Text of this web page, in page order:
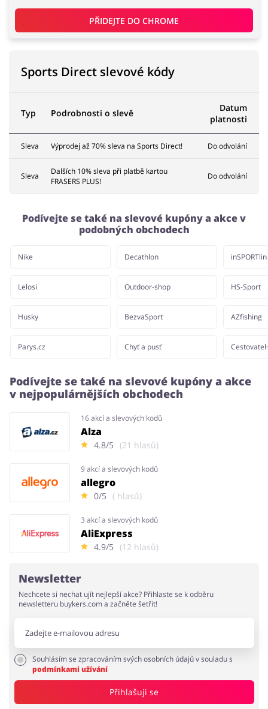
PŘIDEJTE DO CHROME
Sports Direct slevové kódy
Typ Podrobnosti o slevě
Datum
platnosti
Sleva Výprodej až 70% sleva na Sports Direct! Do odvolání
Sleva
Dalších 10% sleva při platbě kartou
FRASERS PLUS!
Do odvolání
Podívejte se také na slevové kupóny a akce v
podobných obchodech
Nike
Lelosi
Husky
Parys.cz
Decathlon
Outdoor-shop
BezvaSport
Chyť a pusť
HS-Sport
AZfishing
Podívejte se také na slevové kupóny a akce
v nejpopulárnějších obchodech
16 akcí a slevových kodů
Alza
4.8/5 (21 hlasů)
9 akcí a slevových kodů
allegro
0/5 ( hlasů)
3 akcí a slevových kodů
AliExpress
4.9/5 (12 hlasů)
Newsletter
Nechcete si nechat ujít nejlepší akce? Přihlaste se k odběru
newsletteru buykers.com a začněte šetřit!
Souhlásím se zpracováním svých osobních údajů v souladu s
podmínkami užívání
Přihlašuji se